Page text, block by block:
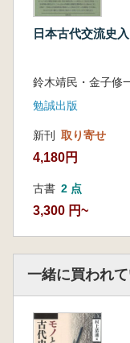
日本古代交流史
勉誠出版
新刊 取り寄せ
4,180円
古書 2 点
3,300 円~
一緒に買われ